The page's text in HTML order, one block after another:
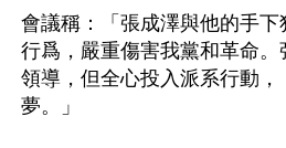
會議稱：「張成澤與他的手
行爲，嚴重傷害我黨和革命
領導，但全心投入派系行動
夢。」